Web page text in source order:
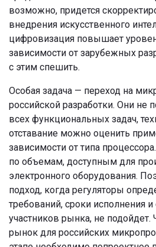
возможно, придется
внедрения искусственного
цифровизация повышает
зависимости от зарубежных
с этим спешить.
Особая задача — переход на
российской разработки. Они не
всех функциональных задач,
отставание можно оценить
зависимости от типа
по объемам, доступным для
электронного оборудования.
подход, когда регуляторы
требований, сроки исполнения и
участников рынка, не
рынок для российских